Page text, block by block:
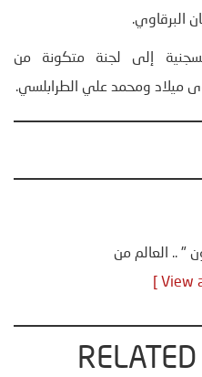
البرقاوي.
إلى لجنة متكونة من
ميلاد ومحمد علي الطرابلسي.
" .. العالم من